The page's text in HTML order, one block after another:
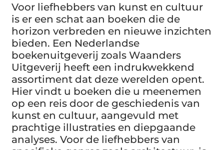
Voor liefhebbers van kunst en cultuur
is er een schat aan boeken die de
horizon verbreden en nieuwe inzichten
bieden. Een Nederlandse
boekenuitgeverij zoals Waanders
Uitgeverij heeft een indrukwekkend
assortiment dat deze werelden opent.
Hier vindt u boeken die u meenemen
op een reis door de geschiedenis van
kunst en cultuur, aangevuld met
prachtige illustraties en diepgaande
analyses. Voor de liefhebbers van